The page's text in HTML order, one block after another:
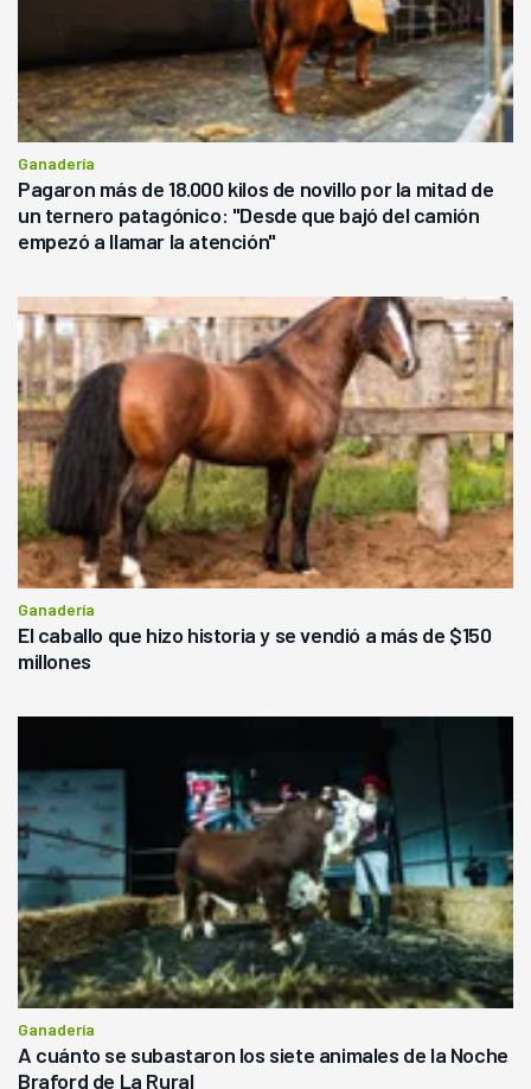
Ganadería
Pagaron más de 18.000 kilos de novillo por la mitad de
un ternero patagónico: "Desde que bajó del camión
empezó a llamar la atención"
Ganadería
El caballo que hizo historia y se vendió a más de $150
millones
Ganadería
A cuánto se subastaron los siete animales de la Noche
Braford de La Rural